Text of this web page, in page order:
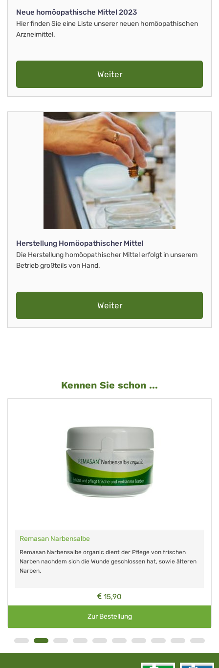
Neue homöopathische Mittel 2023
Hier finden Sie eine Liste unserer neuen homöopathischen
Arzneimittel.
Weiter
Herstellung Homöopathischer Mittel
Die Herstellung homöopathischer Mittel erfolgt in unserem
Betrieb großteils von Hand.
Weiter
Kennen Sie schon ...
Remasan Narbensalbe
Remasan Narbensalbe organic dient der Pflege von frischen
Narben nachdem sich die Wunde geschlossen hat, sowie älteren
Narben.
15,90
Zur Bestellung